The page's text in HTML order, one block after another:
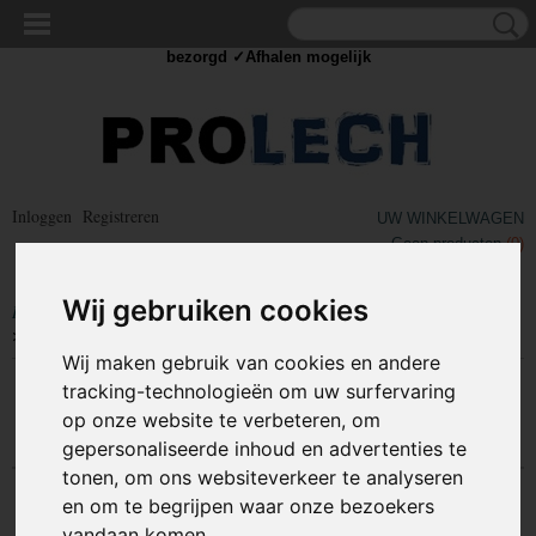
Wij gebruiken cookies
Wij maken gebruik van cookies en andere
tracking-technologieën om uw surfervaring
op onze website te verbeteren, om
gepersonaliseerde inhoud en advertenties te
tonen, om ons websiteverkeer te analyseren
en om te begrijpen waar onze bezoekers
Inloggen Registreren
UW WINKELWAGEN
Geen producten(0)
Home >COMPONENTEN>KABELSCHOEN / DRAAD CONNECTORS
>
Kabelschoen - Vlakstekker
Sorteer op:
bezorgd ✓Afhalen mogelijk